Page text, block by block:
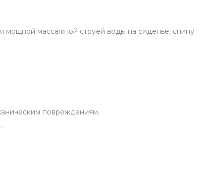
мощной массажной струей воды на сиденье, спину
повреждениям.